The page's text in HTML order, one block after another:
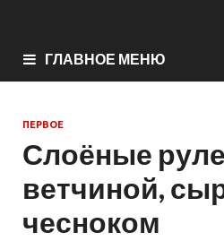
ГЛАВНОЕ МЕНЮ
ПЕРВОЕ
Слоёные
ветчиной,
чесноком